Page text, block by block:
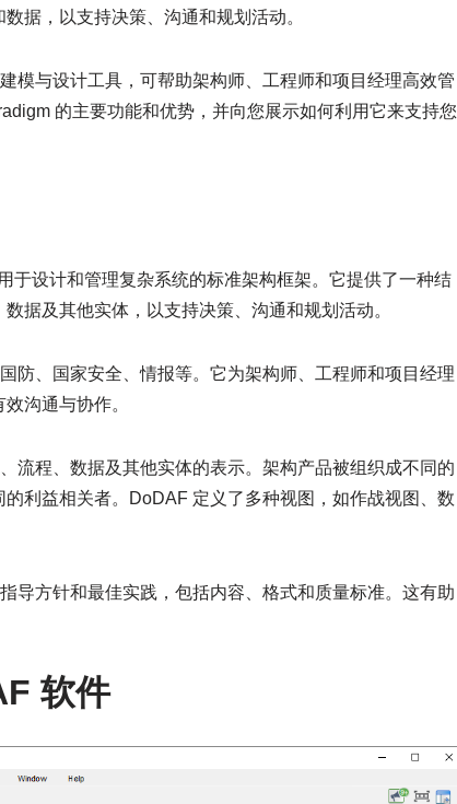
据，以支持决策、沟通和规划活动。
模与设计工具，可帮助架构师、工程师和项目经理高效管
的主要功能和优势，并向您展示如何利用它来支持您
于设计和管理复杂系统的标准架构框架。它提供了一种结
据及其他实体，以支持决策、沟通和规划活动。
防、国家安全、情报等。它为架构师、工程师和项目经理
沟通与协作。
流程、数据及其他实体的表示。架构产品被组织成不同的
利益相关者。DoDAF 定义了多种视图，如作战视图、数
导方针和最佳实践，包括内容、格式和质量标准。这有助
软件